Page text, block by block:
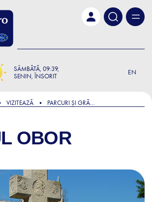
SÂMBĂTĂ 09:39
SENIN, ÎNSORIT
EN
VIZITEAZĂ
PARCURI ȘI GRĂDINI
OBOR